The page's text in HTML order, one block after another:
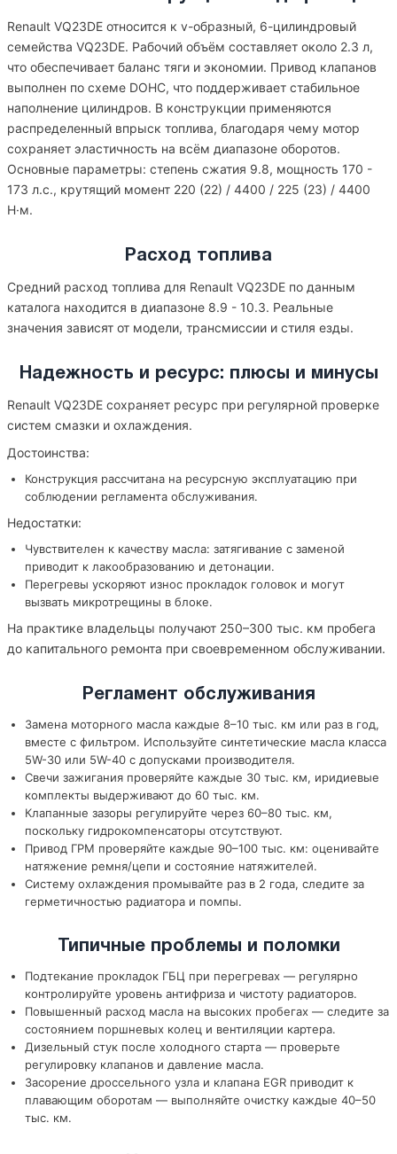
Renault VQ23DE относится к v-образный, 6-цилиндровый
семейства VQ23DE. Рабочий объём составляет около 2.3 л,
что обеспечивает баланс тяги и экономии. Привод клапанов
выполнен по схеме DOHC, что поддерживает стабильное
наполнение цилиндров. В конструкции применяются
распределенный впрыск топлива, благодаря чему мотор
сохраняет эластичность на всём диапазоне оборотов.
Основные параметры: степень сжатия 9.8, мощность 170 -
173 л.с., крутящий момент 220 (22) / 4400 / 225 (23) / 4400
Н·м.
Расход топлива
Средний расход топлива для Renault VQ23DE по данным
каталога находится в диапазоне 8.9 - 10.3. Реальные
значения зависят от модели, трансмиссии и стиля езды.
Надежность и ресурс: плюсы и минусы
Renault VQ23DE сохраняет ресурс при регулярной проверке
систем смазки и охлаждения.
Достоинства:
Конструкция рассчитана на ресурсную эксплуатацию при
соблюдении регламента обслуживания.
Недостатки:
Чувствителен к качеству масла: затягивание с заменой
приводит к лакообразованию и детонации.
Перегревы ускоряют износ прокладок головок и могут
вызвать микротрещины в блоке.
На практике владельцы получают 250–300 тыс. км пробега
до капитального ремонта при своевременном обслуживании.
Регламент обслуживания
Замена моторного масла каждые 8–10 тыс. км или раз в год,
вместе с фильтром. Используйте синтетические масла класса
5W-30 или 5W-40 с допусками производителя.
Свечи зажигания проверяйте каждые 30 тыс. км, иридиевые
комплекты выдерживают до 60 тыс. км.
Клапанные зазоры регулируйте через 60–80 тыс. км,
поскольку гидрокомпенсаторы отсутствуют.
Привод ГРМ проверяйте каждые 90–100 тыс. км: оценивайте
натяжение ремня/цепи и состояние натяжителей.
Систему охлаждения промывайте раз в 2 года, следите за
герметичностью радиатора и помпы.
Типичные проблемы и поломки
Подтекание прокладок ГБЦ при перегревах — регулярно
контролируйте уровень антифриза и чистоту радиаторов.
Повышенный расход масла на высоких пробегах — следите за
состоянием поршневых колец и вентиляции картера.
Дизельный стук после холодного старта — проверьте
регулировку клапанов и давление масла.
Засорение дроссельного узла и клапана EGR приводит к
плавающим оборотам — выполняйте очистку каждые 40–50
тыс. км.